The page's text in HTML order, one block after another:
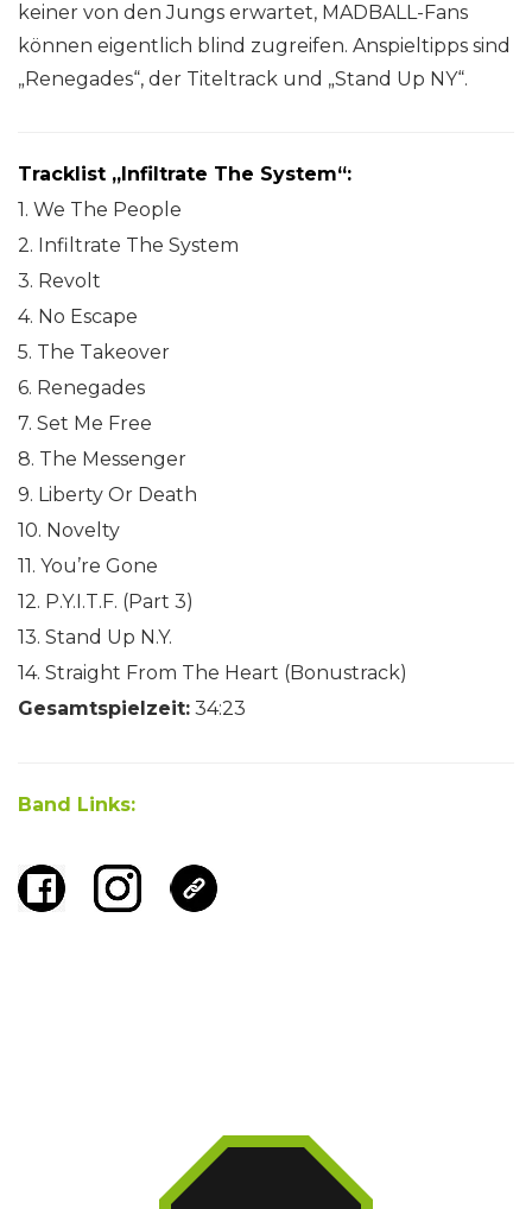
keiner von den Jungs erwartet, MADBALL-Fans
können eigentlich blind zugreifen. Anspieltipps sind
„Renegades“, der Titeltrack und „Stand Up NY“.
Tracklist „Infiltrate The System“:
1. We The People
2. Infiltrate The System
3. Revolt
4. No Escape
5. The Takeover
6. Renegades
7. Set Me Free
8. The Messenger
9. Liberty Or Death
10. Novelty
11. You’re Gone
12. P.Y.I.T.F. (Part 3)
13. Stand Up N.Y.
14. Straight From The Heart (Bonustrack)
Gesamtspielzeit: 34:23
Band Links: